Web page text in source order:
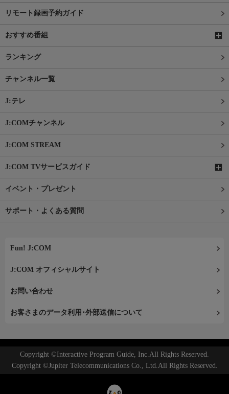
リモート録画予約ガイド
おすすめ番組
ランキング
チャンネル一覧
J:テレ
J:COMチャンネル
J:COM STREAM
J:COM TVサービスガイド
イベント・プレゼント
サポート・よくある質問
Fun! J:COM
J:COM オフィシャルサイト
お問い合わせ
お客さまのデータ利用･外部送信について
Copyright ©Interactive Program Guide, Inc.All Rights Reserved.
Copyright ©Jupiter Telecommunications Co., Ltd.All Rights Reserved.